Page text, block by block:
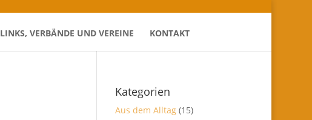
LINKS, VERBÄNDE UND VEREINE KONTAKT
Kategorien
Aus dem Alltag (15)